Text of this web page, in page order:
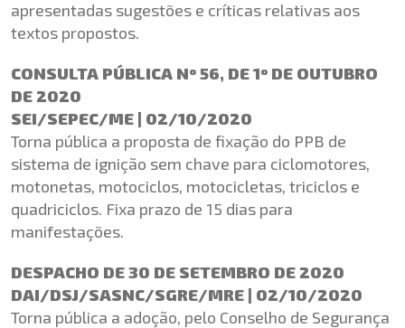
apresentadas sugestões e críticas relativas aos
textos propostos.
CONSULTA PÚBLICA Nº 56, DE 1º DE OUTUBRO
DE 2020
SEI/SEPEC/ME | 02/10/2020
Torna pública a proposta de fixação do PPB de
sistema de ignição sem chave para ciclomotores,
motonetas, motociclos, motocicletas, triciclos e
quadriciclos. Fixa prazo de 15 dias para
manifestações.
DESPACHO DE 30 DE SETEMBRO DE 2020
DAI/DSJ/SASNC/SGRE/MRE | 02/10/2020
Torna pública a adoção, pelo Conselho de Segurança